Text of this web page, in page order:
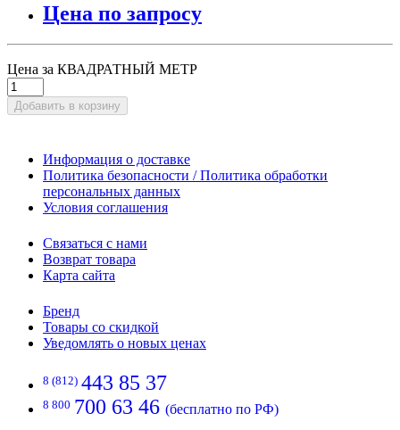
Цена по запросу
Цена за КВАДРАТНЫЙ МЕТР
Добавить в корзину
Информация о доставке
Политика безопасности / Политика обработки
персональных данных
Условия соглашения
Связаться с нами
Возврат товара
Карта сайта
Бренд
Товары со скидкой
Уведомлять о новых ценах
8 (812) 443 85 37
8 800 700 63 46 (бесплатно по РФ)